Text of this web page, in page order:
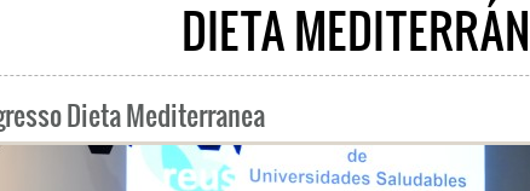
DIETA
Dieta Mediterranea